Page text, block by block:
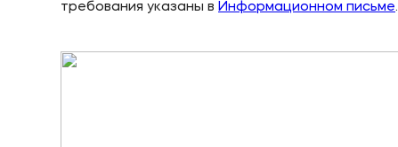
требования указаны в Информационном письме.